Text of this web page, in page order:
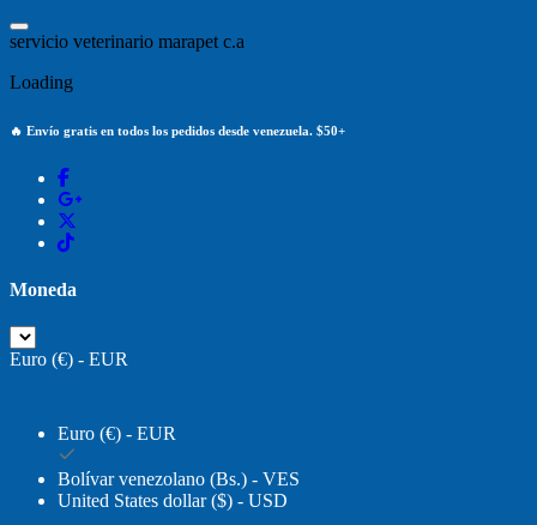
Saltar
al
servicio veterinario marapet c.a
Loading
🔥 Envío gratis en todos los pedidos desde venezuela. $50+
Moneda
Euro (€) - EUR
Euro (€) - EUR
Bolívar venezolano (Bs.) - VES
United States dollar ($) - USD